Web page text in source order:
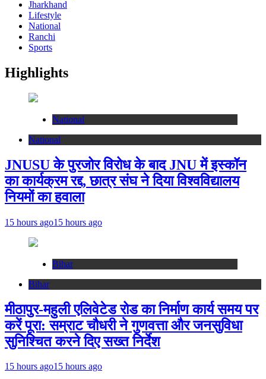
Jharkhand
Lifestyle
National
Ranchi
Sports
Highlights
National
National
JNUSU के पुरजोर विरोध के बाद JNU में इस्कॉन
का कार्यक्रम रद्द, छात्र संघ ने दिया विश्वविद्यालय
नियमों का हवाला
15 hours ago15 hours ago
Bihar
Bihar
मीठापुर-महुली एलिवेटेड रोड का निर्माण कार्य समय पर
करें पूरा: सम्राट चौधरी ने गुणवत्ता और जनसुविधा
सुनिश्चित करने दिए सख्त निर्देश
15 hours ago15 hours ago